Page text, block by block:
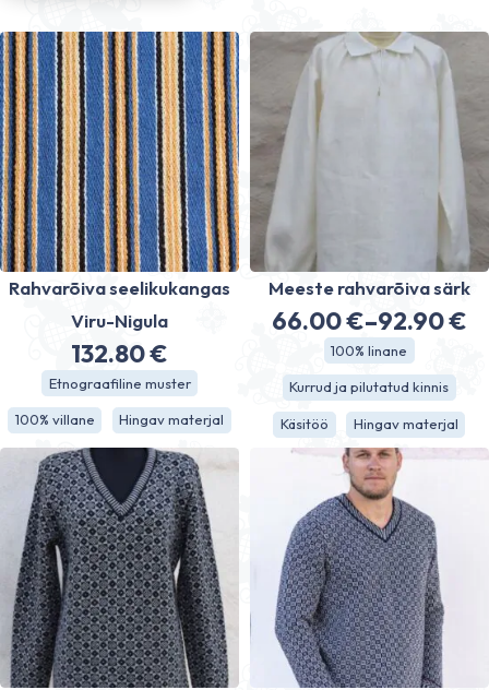
Rahvarõiva seelikukangas
Viru-Nigula
132.80€
Etnograafiline muster
100% villane Hingav materjal
Meeste rahvarõiva särk
66.00€–92.90€
Price
range:
66.00 €
through
92.90 €
100% linane
Kurrud ja pilutatud kinnis
Käsitöö Hingav materjal